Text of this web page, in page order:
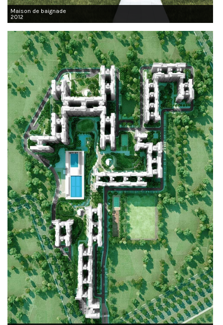
Maison de baignade
2012